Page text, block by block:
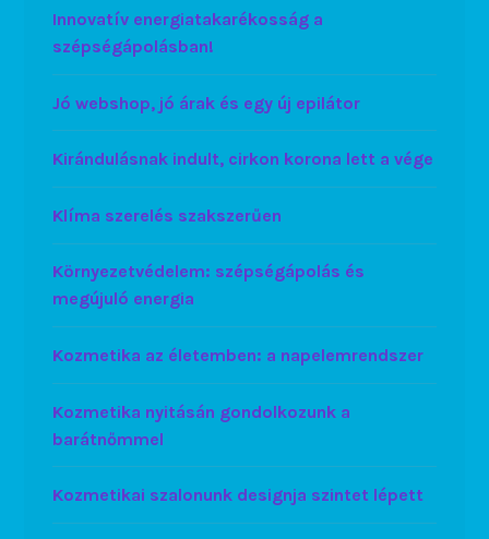
Innovatív energiatakarékosság a
szépségápolásban!
Jó webshop, jó árak és egy új epilátor
Kirándulásnak indult, cirkon korona lett a vége
Klíma szerelés szakszerűen
Környezetvédelem: szépségápolás és
megújuló energia
Kozmetika az életemben: a napelemrendszer
Kozmetika nyitásán gondolkozunk a
barátnőmmel
Kozmetikai szalonunk designja szintet lépett